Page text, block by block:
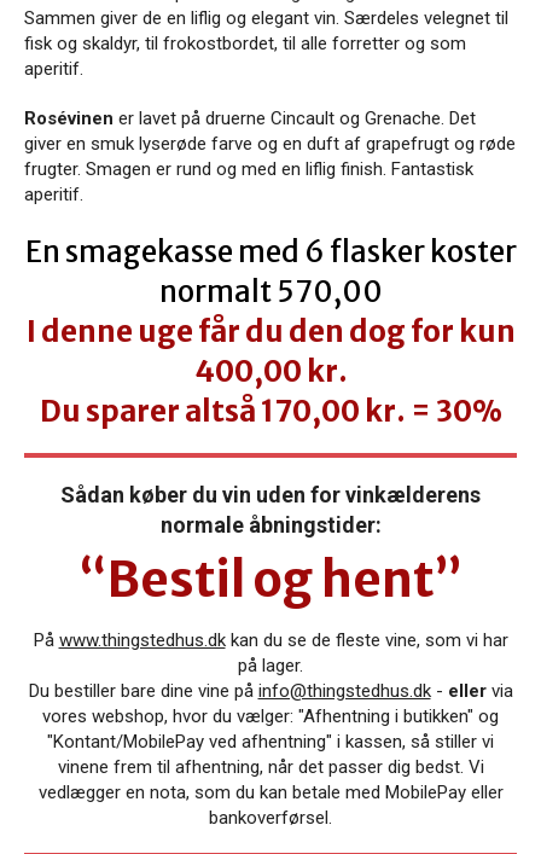
Sammen giver de en liflig og elegant vin. Særdeles velegnet til
fisk og skaldyr, til frokostbordet, til alle forretter og som
aperitif.
Rosévinen er lavet på druerne Cincault og Grenache. Det
giver en smuk lyserøde farve og en duft af grapefrugt og røde
frugter. Smagen er rund og med en liflig finish. Fantastisk
aperitif.
En smagekasse med 6 flasker koster
normalt 570,00
I denne uge får du den dog for kun
400,00 kr.
Du sparer altså 170,00 kr. = 30%
Sådan køber du vin uden for vinkælderens
normale åbningstider:
“Bestil og hent”
På www.thingstedhus.dk kan du se de fleste vine, som vi har
på lager.
Du bestiller bare dine vine på info@thingstedhus.dk - eller via
vores webshop, hvor du vælger: "Afhentning i butikken" og
"Kontant/MobilePay ved afhentning" i kassen, så stiller vi
vinene frem til afhentning, når det passer dig bedst. Vi
vedlægger en nota, som du kan betale med MobilePay eller
bankoverførsel.